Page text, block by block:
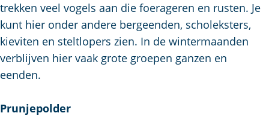
trekken veel vogels aan die foerageren en rusten. Je
kunt hier onder andere bergeenden, scholeksters,
kieviten en steltlopers zien. In de wintermaanden
verblijven hier vaak grote groepen ganzen en
eenden.
Prunjepolder